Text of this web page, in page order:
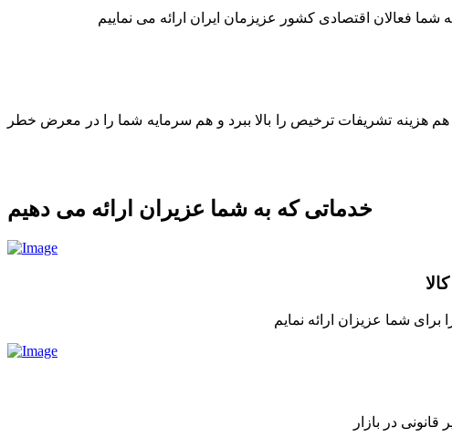
فعالان اقتصادی کشور عزیزمان ایران ارائه می نماییم
هزینه تشریفات ترخیص را بالا ببرد و هم سرمایه شما را در معرض خطر
خدماتی که به شما عزیران ارائه می دهیم
شما عزیزان ارائه نمایم
در بازار